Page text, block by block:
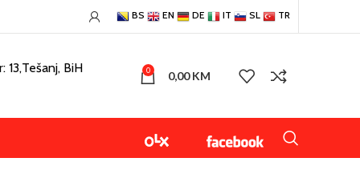
BS EN DE IT SL TR
13,Tešanj, BiH 0 0,00KM